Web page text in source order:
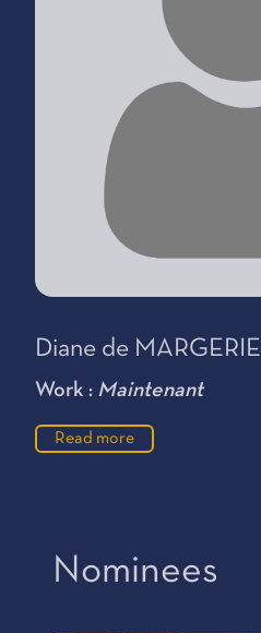
Diane de MARGERIE
Work : Maintenant
Read more
Nominees